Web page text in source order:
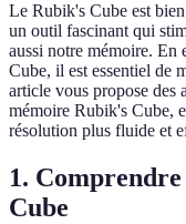
Le Rubik's Cube est
un outil fascinant qui
aussi notre mémoire. En
Cube, il est essentiel de
article vous propose des
mémoire Rubik's Cube,
résolution plus fluide et
1.
Cube